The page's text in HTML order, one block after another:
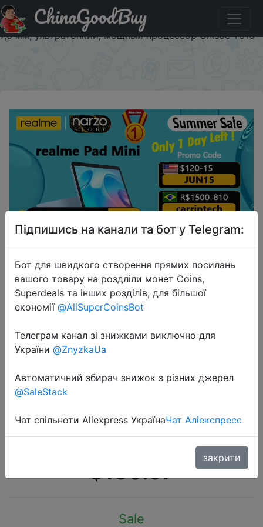
Знижка на Планшет realme Pad Mini на Android,
аккумулятор 6400 мАч, большой дисплей 8,7 дюйма,
7,6 мм, ультратонкий, мощный процессор Unisoc T616
ChinaGoodBuy
2022-07-01
Android, аккумулятор 6400 мАч,
большой дисплей 8,7 дюйма, 7,6
процессор Unisoc T616
$180.67
Sale
Підпишись на канали та бот у Telegram:
Бот для швидкого створення прямих посилань
вашого товару на роздліли монет Coins,
Superdeals та інших розділів, для більшої
економії @AliSuperCoinsBot
Телеграм канал зі знижками виключно для
України @ZnyzkaUa
Автоматичний збирач знижок з різних джерел
@SaleStack
Чат спільноти Aliexpress УкраїнаЧат Аліекспресс
закрити